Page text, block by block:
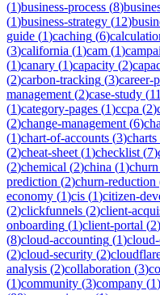
(1)business-process (8)
(1)business-strategy (12)
guide (1)caching (6)
(3)california (1)cam (1)
(1)canary (1)capacity (2)
(2)carbon-tracking (3)career-
management (2)case-study (11
(1)category-pages (1)ccpa (2)
(2)change-management (6)
(1)chart-of-accounts (3)charts
(2)cheat-sheet (1)checklist (7)
(2)chemical (2)china (1)churn
prediction (2)churn-reduction
economy (1)cis (1)citizen-
(2)clickfunnels (2)client-
onboarding (1)client-portal (2)
(8)cloud-accounting (1)
(2)cloud-security (2)
analysis (2)collaboration (3)
(1)community (3)company (1)